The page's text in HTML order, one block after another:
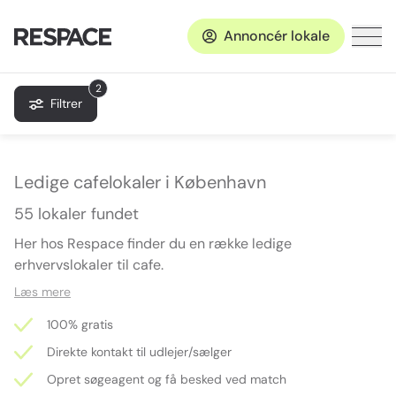
Annoncér lokale
2
Filtrer
Ledige cafelokaler i København
55 lokaler fundet
Her hos Respace finder du en række ledige
erhvervslokaler til cafe.
Læs mere
100% gratis
Direkte kontakt til udlejer/sælger
Opret søgeagent og få besked ved match